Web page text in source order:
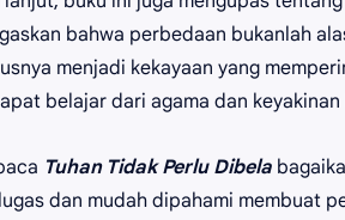
bahwa perbedaan bukanlah
menjadi kekayaan yang
belajar dari agama dan
Tuhan Tidak Perlu Dibela
dan mudah dipahami membuat